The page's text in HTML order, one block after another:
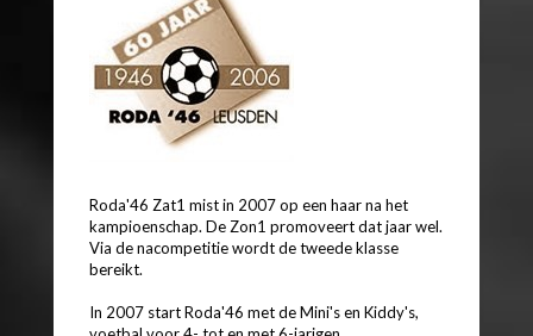
Roda'46 Zat1 mist in 2007 op een haar na het
kampioenschap. De Zon1 promoveert dat jaar wel.
Via de nacompetitie wordt de tweede klasse
bereikt.
In 2007 start Roda'46 met de Mini's en Kiddy's,